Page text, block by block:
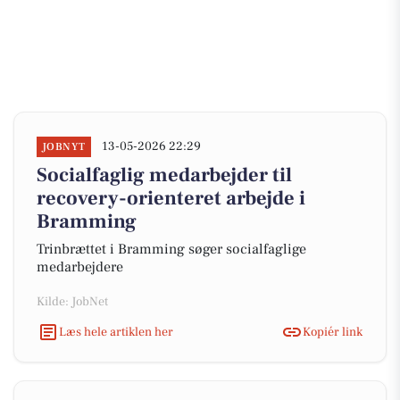
JOBNYT 13-05-2026 22:29
Socialfaglig medarbejder til
recovery-orienteret arbejde i
Bramming
Trinbrættet i Bramming søger socialfaglige
medarbejdere
Kilde: JobNet
Læs hele artiklen her
Kopiér link